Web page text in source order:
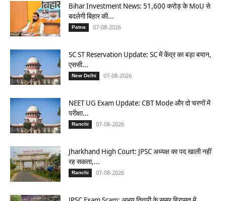
Bihar Investment News: 51,600 करोड़ के MoU से
बदलेगी बिहार की...
Patna 07-08-2026
SC ST Reservation Update: SC में केंद्र का बड़ा बयान,
एससी...
New Delhi 07-08-2026
NEET UG Exam Update: CBT Mode और दो चरणों में
परीक्षा...
Ranchi 07-08-2026
Jharkhand High Court: JPSC अध्यक्ष का पद खाली नहीं
रह सकता,...
Ranchi 07-08-2026